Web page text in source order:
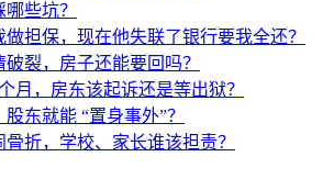
些坑？
担保，现在他失联了银行要我全还？
裂，房子还能要回吗？
月，房东该起诉还是等出狱？
东就能 “置身事外”？
折，学校、家长谁该担责？